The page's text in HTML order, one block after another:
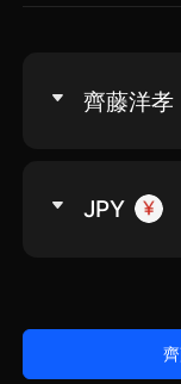
齊藤洋孝
JPY